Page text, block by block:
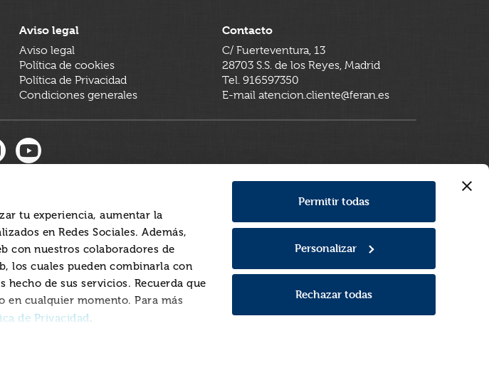
tu experiencia, aumentar la
en Redes Sociales. Además,
con nuestros colaboradores de
los cuales pueden combinarla con
de sus servicios. Recuerda que
en cualquier momento. Para más
de Privacidad.
Permitir todas
Personalizar
Rechazar todas
Aviso legal
Aviso legal
Política de cookies
Política de Privacidad
Condiciones generales
Contacto
C/ Fuerteventura, 13
28703 S.S. de los Reyes, Madrid
Tel. 916597350
E-mail atencion.cliente@feran.es